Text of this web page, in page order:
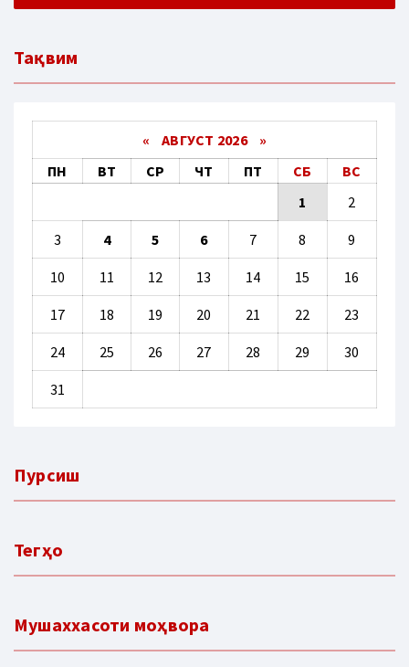
Тақвим
« АВГУСТ 2026 »
ПН
ВТ СР ЧТ ПТ СБ
ВС
1
2
3 4 5 6 7 8 9
10 11 12 13 14 15 16
17 18 19 20 21 22 23
24 25 26 27 28 29 30
31
Пурсиш
Тегҳо
Мушаххасоти моҳвора